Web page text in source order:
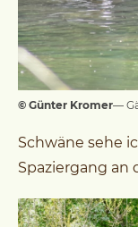
© Günter Kromer—
Schwäne sehe
Spaziergang an